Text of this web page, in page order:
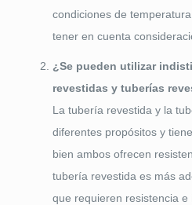
condiciones de
tener en cuenta
¿Se pueden utilizar
revestidas y tuberías
La tubería revestida y la
diferentes propósitos y
bien ambos ofrecen
tubería revestida es más
que requieren resistencia e